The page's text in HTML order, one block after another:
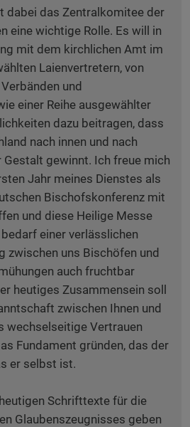
dabei das Zentralkomitee der
eine wichtige Rolle. Es will in
mit dem kirchlichen Amt im
Laienvertretern, von
und
einer Reihe ausgewählter
dazu beitragen, dass
nach innen und nach
Gestalt gewinnt. Ich freue mich
Jahr meines Dienstes als
Bischofskonferenz mit
und diese Heilige Messe
einer verlässlichen
zwischen uns Bischöfen und
auch fruchtbar
heutiges Zusammensein soll
zwischen Ihnen und
wechselseitige Vertrauen
Fundament gründen, das der
er selbst ist.
Schrifttexte für die
Glaubenszeugnisses geben